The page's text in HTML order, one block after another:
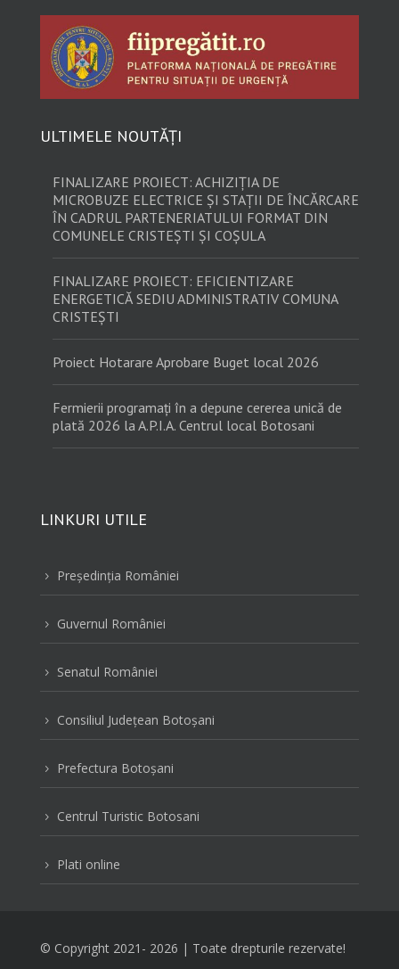
ULTIMELE NOUTĂȚI
FINALIZARE PROIECT: ACHIZIȚIA DE
MICROBUZE ELECTRICE ȘI STAȚII DE ÎNCĂRCARE
ÎN CADRUL PARTENERIATULUI FORMAT DIN
COMUNELE CRISTEȘTI ȘI COȘULA
FINALIZARE PROIECT: EFICIENTIZARE
ENERGETICĂ SEDIU ADMINISTRATIV COMUNA
CRISTEȘTI
Proiect Hotarare Aprobare Buget local 2026
Fermierii programați în a depune cererea unică de
plată 2026 la A.P.I.A. Centrul local Botosani
LINKURI UTILE
5 Preşedinţia României
5 Guvernul României
5 Senatul României
5 Consiliul Judeţean Botoşani
5 Prefectura Botoşani
5 Centrul Turistic Botosani
5 Plati online
© Copyright 2021- 2026 | Toate drepturile rezervate!